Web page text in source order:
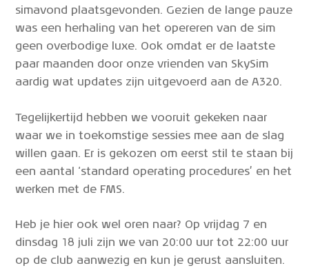
simavond plaatsgevonden. Gezien de lange pauze
was een herhaling van het opereren van de sim
geen overbodige luxe. Ook omdat er de laatste
paar maanden door onze vrienden van SkySim
aardig wat updates zijn uitgevoerd aan de A320.
Tegelijkertijd hebben we vooruit gekeken naar
waar we in toekomstige sessies mee aan de slag
willen gaan. Er is gekozen om eerst stil te staan bij
een aantal ‘standard operating procedures’ en het
werken met de FMS.
Heb je hier ook wel oren naar? Op vrijdag 7 en
dinsdag 18 juli zijn we van 20:00 uur tot 22:00 uur
op de club aanwezig en kun je gerust aansluiten.